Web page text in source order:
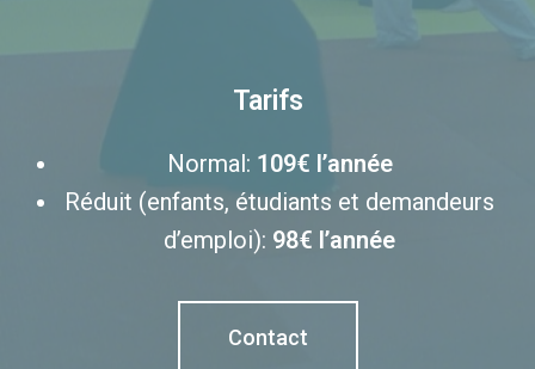
Tarifs
Normal: 109€ l’année
Réduit (enfants, étudiants et demandeurs
d’emploi): 98€ l’année
Contact